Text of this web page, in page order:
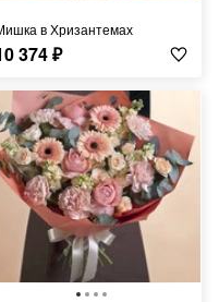
Мишка в Хризантемах
374₽